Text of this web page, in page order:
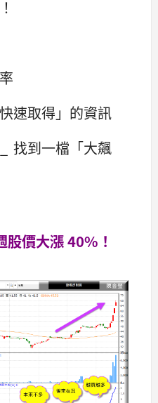
速取得」的資訊
找到一檔「大飆
價大漲 40%！